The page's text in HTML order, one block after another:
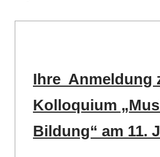
Ihre Anmeldung
Kolloquium
Bildung“ am 11.